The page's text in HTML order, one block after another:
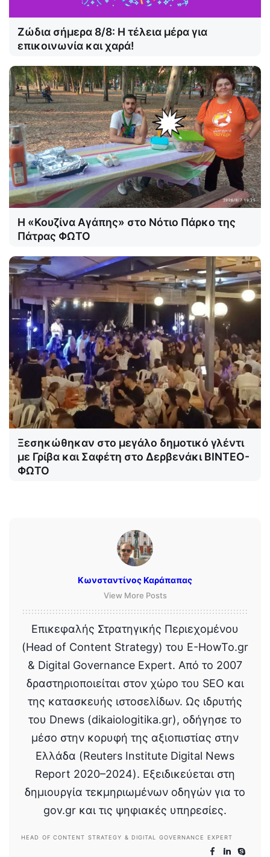
Ζώδια σήμερα 8/8: Η τέλεια μέρα για
επικοινωνία και χαρά!
Η «Κουζίνα Αγάπης» στο Νότιο Πάρκο της
Πάτρας ΦΩΤΟ
Ξεσηκώθηκαν στο μεγάλο δημοτικό γλέντι
με Γρίβα και Σαφέτη στο Δερβενάκι ΒΙΝΤΕΟ-
ΦΩΤΟ
Κωνσταντίνος Καράπαπας
View More Posts
Επικεφαλής Στρατηγικής Περιεχομένου
(Head of Content Strategy) του E-HowTo.gr
& Digital Governance Expert. Από το 2007
δραστηριοποιείται στον χώρο του SEO και
της κατασκευής ιστοσελίδων. Ως ιδρυτής
του Dnews (dikaiologitika.gr), οδήγησε το
μέσο στην κορυφή της αξιοπιστίας στην
Ελλάδα (Reuters Institute Digital News
Report 2020–2024). Εξειδικεύεται στη
δημιουργία τεκμηριωμένων οδηγών για το
gov.gr και τις ψηφιακές υπηρεσίες.
HEAD OF CONTENT STRATEGY & DIGITAL GOVERNANCE EXPERT